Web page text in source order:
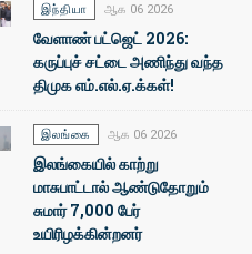
இந்தியா ஆக 06 2026
வேளாண் பட்ஜெட் 2026:
கருப்புச் சட்டை அணிந்து வந்த
திமுக எம்.எல்.ஏ.க்கள்!
இலங்கை ஆக 06 2026
இலங்கையில் காற்று
மாசுபாட்டால் ஆண்டுதோறும்
சுமார் 7,000 பேர்
உயிரிழக்கின்றனர்